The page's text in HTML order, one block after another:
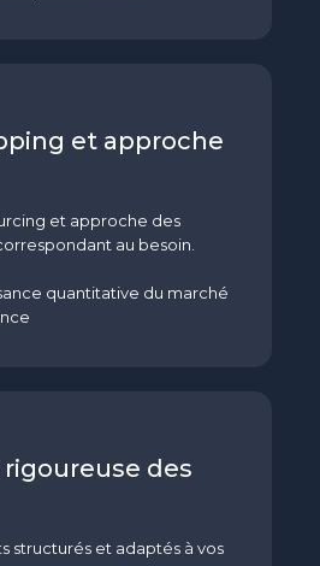
et approche
et approche des
au besoin.
quantitative du marché
des
structurés et adaptés à vos